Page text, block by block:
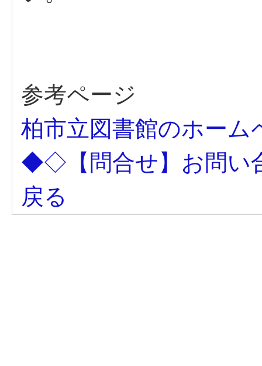
参考ページ
柏市立図書館のホーム
◆◇【問合せ】お問い
戻る